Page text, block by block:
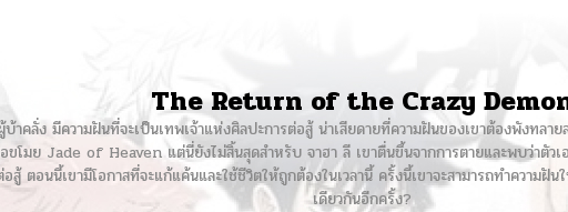
The Return of the Crazy
าคลั่ง มีความฝันที่จะเป็นเทพเจ้าแห่งศิลปะการต่อสู้ น่าเสียดายที่ความฝันของเขาต้องพังทลา
มย Jade of Heaven แต่นี่ยังไม่สิ้นสุดสำหรับ จาฮา ลี เขาตื่นขึ้นจากการตายและพบว่าตัวเ
สู้ ตอนนี้เขามีโอกาสที่จะแก้แค้นและใช้ชีวิตให้ถูกต้องในเวลานี้ ครั้งนี้เขาจะสามารถทำความ
เดียวกันอีกครั้ง?